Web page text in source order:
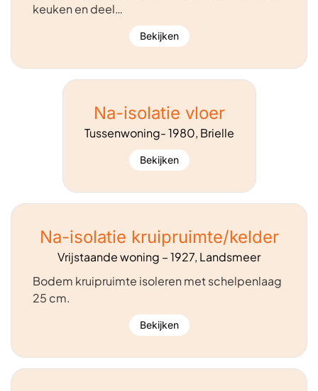
keuken en deel…
Bekijken
Na-isolatie vloer
Tussenwoning- 1980, Brielle
Bekijken
Na-isolatie kruipruimte/kelder
Vrijstaande woning – 1927, Landsmeer
Bodem kruipruimte isoleren met schelpenlaag
25 cm.
Bekijken